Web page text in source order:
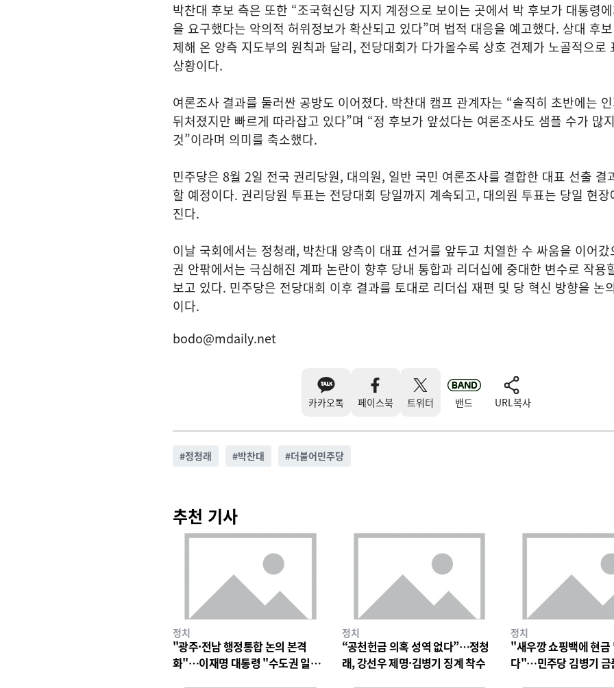
박찬대 후보 측은 또한 “조국혁신당 지지 계정으로 보이는 곳에서 박 후보가 대통령
을 요구했다는 악의적 허위정보가 확산되고 있다”며 법적 대응을 예고했다. 상대 후
제해 온 양측 지도부의 원칙과 달리, 전당대회가 다가올수록 상호 견제가 노골적으로
상황이다.
여론조사 결과를 둘러싼 공방도 이어졌다. 박찬대 캠프 관계자는 “솔직히 초반에는
뒤처졌지만 빠르게 따라잡고 있다”며 “정 후보가 앞섰다는 여론조사도 샘플 수가 많
것”이라며 의미를 축소했다.
민주당은 8월 2일 전국 권리당원, 대의원, 일반 국민 여론조사를 결합한 대표 선출 결
할 예정이다. 권리당원 투표는 전당대회 당일까지 계속되고, 대의원 투표는 당일 현장
진다.
이날 국회에서는 정청래, 박찬대 양측이 대표 선거를 앞두고 치열한 수 싸움을 이어갔
권 안팎에서는 극심해진 계파 논란이 향후 당내 통합과 리더십에 중대한 변수로 작용
보고 있다. 민주당은 전당대회 이후 결과를 토대로 리더십 재편 및 당 혁신 방향을 논
이다.
bodo@mdaily.net
카카오톡 페이스북 트위터 밴드 URL복사
#정청래 #박찬대 #더불어민주당
추천 기사
정치
"광주·전남 행정통합 논의 본격
화"…이재명 대통령 "수도권 일극
정치
“공천헌금 의혹 성역 없다”…정청
래, 강선우 제명·김병기 징계 착수
정치
"새우깡 쇼핑백에 현금
다"…민주당 김병기 금